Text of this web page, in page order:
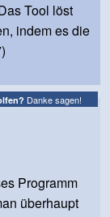
Tool löst
indem es die
Danke sagen!
Programm
überhaupt